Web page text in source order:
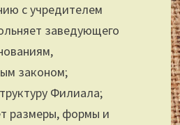
с учредителем
заведующего
законом;
Филиала;
размеры, формы и